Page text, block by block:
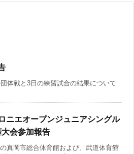
体戦と3日の練習試合の結果について
ニエオープンジュニアシングル
大会参加報告
真岡市総合体育館および、武道体育館